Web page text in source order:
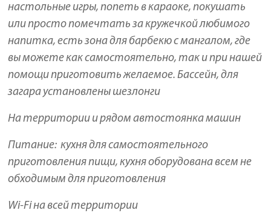
настольные игры, попеть в караоке, покушать
или просто помечтать за кружечкой любимого
напитка, есть зона для барбекю с мангалом, где
вы можете как самостоятельно, так и при нашей
помощи приготовить желаемое. Бассейн, для
загара установлены шезлонги
На территории и рядом автостоянка машин
Питание: кухня для самостоятельного
приготовления пищи, кухня оборудована всем не
обходимым для приготовления
Wi-Fi на всей территории